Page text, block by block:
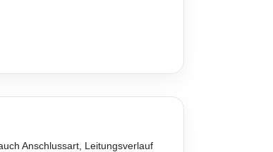
Anschlussart, Leitungsverlauf